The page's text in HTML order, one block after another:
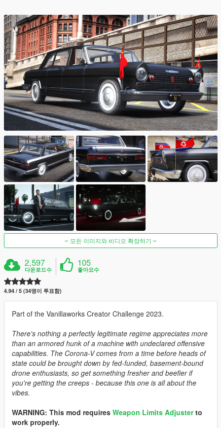
모든 이미지와 비디오 확장하기
2,597
다운로드수
105
좋아요수
4.94 / 5 (34명이 투표함)
Part of the Vanillaworks Creator Challenge 2023.
There's nothing a perfectly legitimate regime appreciates more
than an armored hunk of a machine with undeclared offensive
capabilities. The Corona-V comes from a time before heads of
state could be brought down by fed-funded, basement-bound
drone enthusiasts, so get something fresher and beefier if
you're getting the creeps - because this one is all about the
vibes.
WARNING: This mod requires Weapon Limits Adjusterto
work properly.